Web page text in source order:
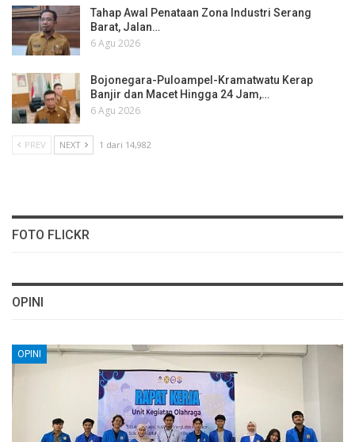
Tahap Awal Penataan Zona Industri Serang
Barat, Jalan…
6 Agu 2026
Bojonegara-Puloampel-Kramatwatu Kerap
Banjir dan Macet Hingga 24 Jam,…
6 Agu 2026
PREV NEXT 1 dari 14,982
FOTO FLICKR
OPINI
OPINI